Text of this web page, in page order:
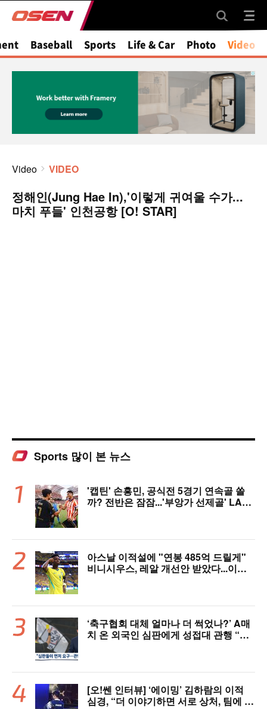
Baseball Sports Life & Car Photo Video
Video VIDEO
정해인(Jung Hae In),'이렇게 귀여울 수가...
마치 푸들' 인천공항 [O! STAR]
Sports 많이 본 뉴스
'캡틴' 손흥민, 공식전 5경기 연속골 쏠
까? 전반은 잠잠...'부앙가 선제골' LAF
아스날 이적설에 "연봉 485억 드릴게"
비니시우스, 레알 개선안 받았다...이제
‘축구협회 대체 얼마나 더 썩었나?’ A매
치 온 외국인 심판에게 성접대 관행 “그
[오!쎈 인터뷰] ‘에이밍’ 김하람의 이적
심경, “더 이야기하면 서로 상처, 팀에 피